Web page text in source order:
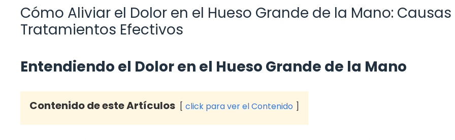
Cómo Aliviar el Dolor en el Hueso Grande de la Mano: Causas
Tratamientos Efectivos
Entendiendo el Dolor en el Hueso Grande de la Mano
Contenido de este Artículos click para ver el Contenido